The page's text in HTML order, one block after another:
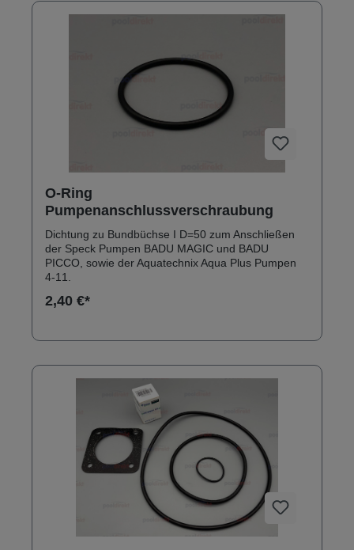
O-Ring
Pumpenanschlussverschraubung
Dichtung zu Bundbüchse I D=50 zum Anschließen
der Speck Pumpen BADU MAGIC und BADU
PICCO, sowie der Aquatechnix Aqua Plus Pumpen
4-11.
2,40 €*